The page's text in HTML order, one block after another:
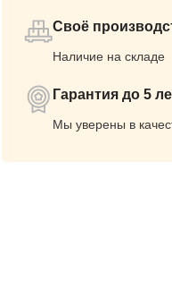
Своё
Наличие на складе
Гарантия до 5
Мы уверены в